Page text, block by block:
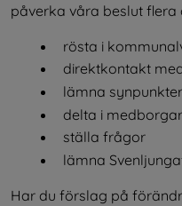
påverka våra beslut flera
rösta i
direktkontakt
lämna
delta i
ställa frågor
lämna
Har du förslag på